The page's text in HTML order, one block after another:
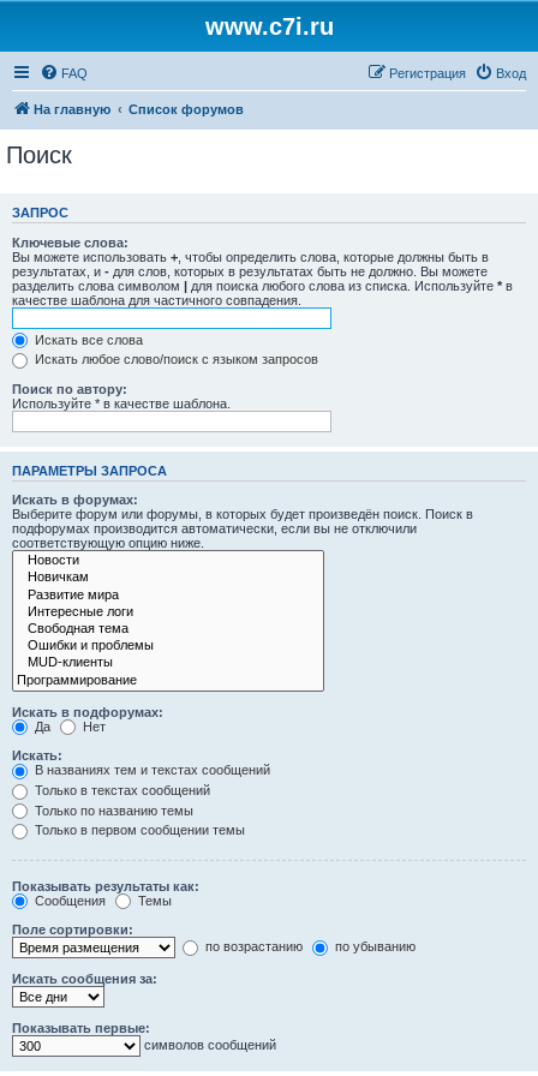
www.c7i.ru
FAQ Вход
Регистрация
На главную Список форумов
Поиск
ЗАПРОС
Ключевые слова:
Вы можете использовать + , чтобы определить слова, которые должны быть в
результатах, и - для слов, которых в результатах быть не должно. Вы можете
разделить слова символом | для поиска любого слова из списка. Используйте * в
качестве шаблона для частичного совпадения.
Искать все слова
Искать любое слово/поиск с языком запросов
Поиск по автору:
Используйте * в качестве шаблона.
ПАРАМЕТРЫ ЗАПРОСА
Искать в форумах:
Выберите форум или форумы, в которых будет произведён поиск. Поиск в
подфорумах производится автоматически, если вы не отключили
соответствующую опцию ниже.
Искать в подфорумах:
Да
Нет
Искать:
В названиях тем и текстах сообщений
Только в текстах сообщений
Только по названию темы
Только в первом сообщении темы
Показывать результаты как:
Сообщения
Темы
Поле сортировки:
по возрастанию
по убыванию
Искать сообщения за:
Показывать первые:
символов сообщений